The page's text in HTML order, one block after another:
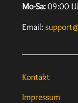
Mo-Sa:09:00
Email:
Kontakt
Impressum